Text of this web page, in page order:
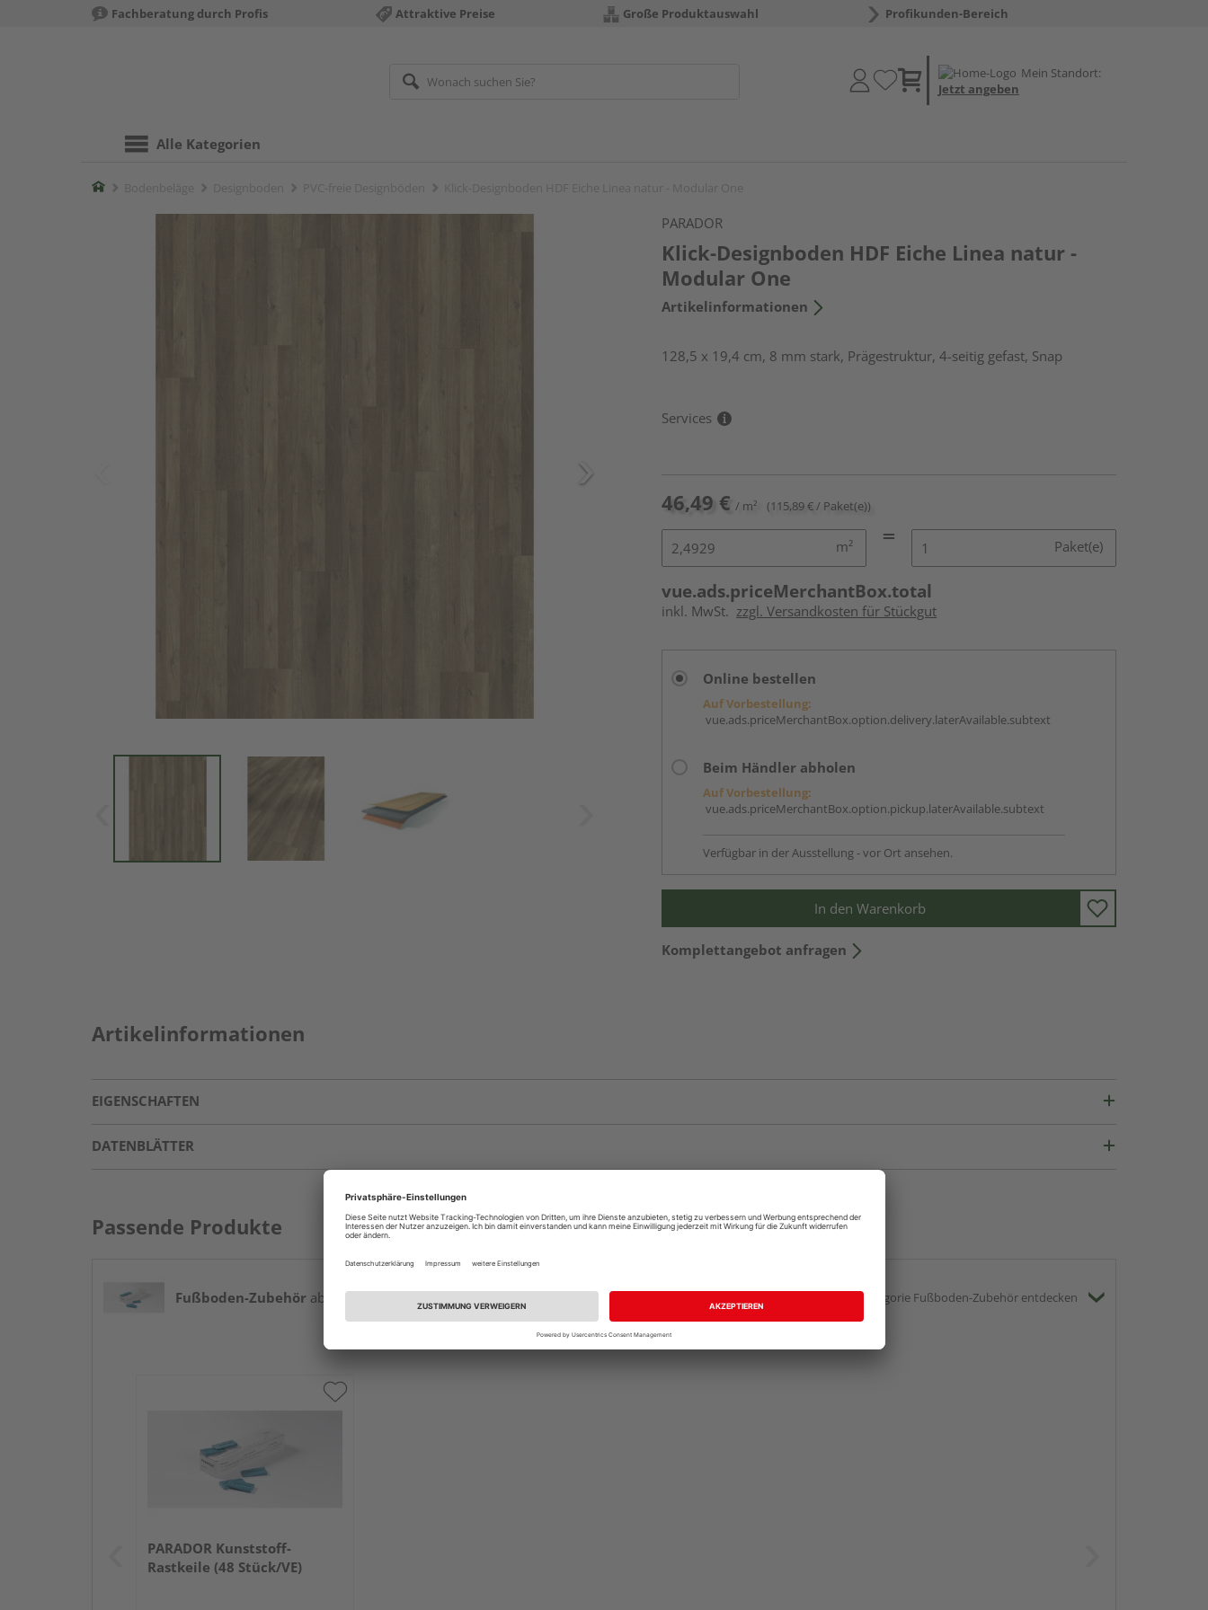
Fachberatung durch Profis Attraktive Preise Große Produktauswahl Profikunden-Bereich
Mein Standort:
Jetzt angeben
Alle Kategorien
Home
PARADOR
Klick-Designboden HDF Eiche Linea natur -
Modular One
Artikelinformationen
128,5 x 19,4 cm, 8 mm stark, Prägestruktur, 4-seitig gefast, Snap
Services
46,49 € / m² (115,89 € / Paket(e))
m² Paket(e)
vue.ads.priceMerchantBox.total
inkl. MwSt. zzgl. Versandkosten für Stückgut
Online bestellen
Auf Vorbestellung:
vue.ads.priceMerchantBox.option.delivery.laterAvailable.subtext
Beim Händler abholen
Auf Vorbestellung:
vue.ads.priceMerchantBox.option.pickup.laterAvailable.subtext
Verfügbar in der Ausstellung - vor Ort ansehen.
In den Warenkorb
Komplettangebot anfragen
Artikelinformationen
EIGENSCHAFTEN
DATENBLÄTTER
Passende Produkte
Fußboden-Zubehör ab 8,39 € / Paket(e) gesamte Kategorie Fußboden-Zubehör entdecken
PARADOR Kunststoff-
Rastkeile (48 Stück/VE)